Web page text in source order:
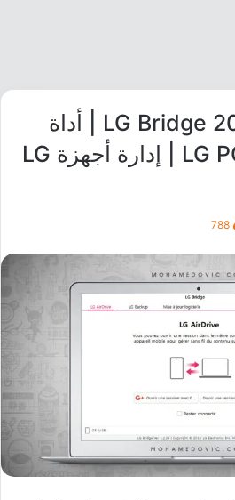
تحميل LG Bridge 2020 EXE | أداة
LG PC Suite 5.3.28 | إدارة أجهزة LG
788